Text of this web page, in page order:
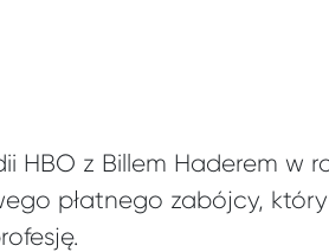
HBO z Billem Haderem w
płatnego zabójcy,